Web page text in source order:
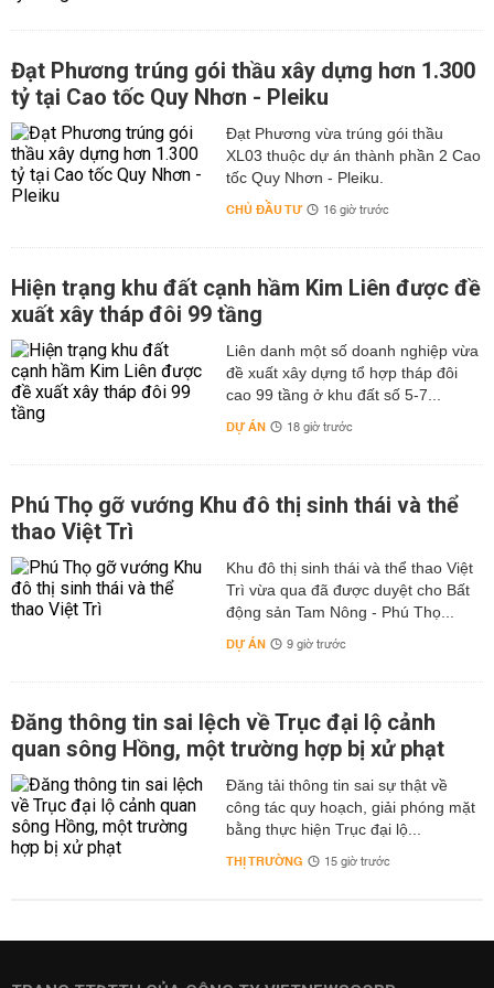
Đạt Phương trúng gói thầu xây dựng hơn 1.300
tỷ tại Cao tốc Quy Nhơn - Pleiku
Đạt Phương vừa trúng gói thầu
XL03 thuộc dự án thành phần 2 Cao
tốc Quy Nhơn - Pleiku.
CHỦ ĐẦU TƯ 16 giờ trước
Hiện trạng khu đất cạnh hầm Kim Liên được đề
xuất xây tháp đôi 99 tầng
Liên danh một số doanh nghiệp vừa
đề xuất xây dựng tổ hợp tháp đôi
cao 99 tầng ở khu đất số 5-7...
DỰ ÁN 18 giờ trước
Phú Thọ gỡ vướng Khu đô thị sinh thái và thể
thao Việt Trì
Khu đô thị sinh thái và thể thao Việt
Trì vừa qua đã được duyệt cho Bất
động sản Tam Nông - Phú Thọ...
DỰ ÁN 9 giờ trước
Đăng thông tin sai lệch về Trục đại lộ cảnh
quan sông Hồng, một trường hợp bị xử phạt
Đăng tải thông tin sai sự thật về
công tác quy hoạch, giải phóng mặt
bằng thực hiện Trục đại lộ...
THỊ TRƯỜNG 15 giờ trước